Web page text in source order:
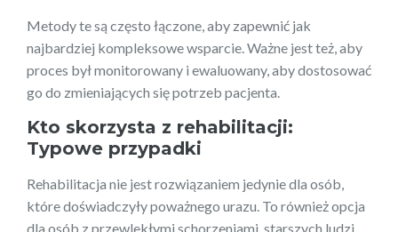
Metody te są często łączone, aby zapewnić jak
najbardziej kompleksowe wsparcie. Ważne jest też, aby
proces był monitorowany i ewaluowany, aby dostosować
go do zmieniających się potrzeb pacjenta.
Kto skorzysta z rehabilitacji:
Typowe przypadki
Rehabilitacja nie jest rozwiązaniem jedynie dla osób,
które doświadczyły poważnego urazu. To również opcja
dla osób z przewlekłymi schorzeniami, starszych ludzi,